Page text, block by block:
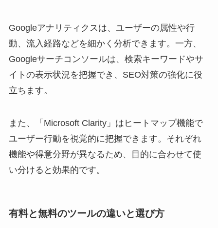
Googleアナリティクスは、ユーザーの属性や行
動、流入経路などを細かく分析できます。一方、
Googleサーチコンソールは、検索キーワードやサ
イトの表示状況を把握でき、SEO対策の強化に役
立ちます。
また、「Microsoft Clarity」はヒートマップ機能で
ユーザー行動を視覚的に把握できます。それぞれ
機能や得意分野が異なるため、目的に合わせて使
い分けると効果的です。
有料と無料のツールの違いと選び方